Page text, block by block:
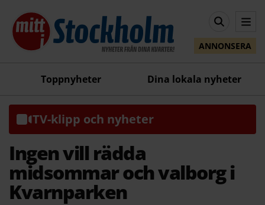
ANNONSERA
Toppnyheter Dina lokala nyheter
TV-klipp och nyheter
Ingen vill rädda
midsommar och valborg i
Kvarnparken